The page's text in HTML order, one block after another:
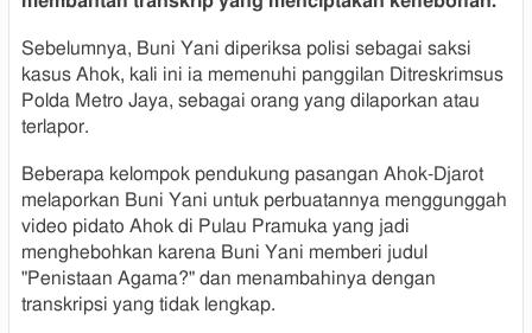
Sebelumnya, Buni Yani diperiksa polisi sebagai saksi
kasus Ahok, kali ini ia memenuhi panggilan Ditreskrimsus
Polda Metro Jaya, sebagai orang yang dilaporkan atau
terlapor.
Beberapa kelompok pendukung pasangan Ahok-Djarot
melaporkan Buni Yani untuk perbuatannya menggunggah
video pidato Ahok di Pulau Pramuka yang jadi
menghebohkan karena Buni Yani memberi judul
"Penistaan Agama?" dan menambahinya dengan
transkripsi yang tidak lengkap.